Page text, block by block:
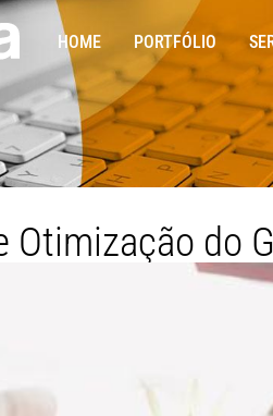
HOME PORTFÓLIO
Otimização do